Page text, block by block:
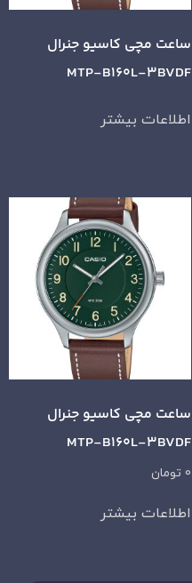
ساعت مچی کاسیو جنرال
MTP-B160L-3BVDF
اطلاعات بیشتر
ساعت مچی کاسیو جنرال
MTP-B160L-3BVDF
0 تومان
اطلاعات بیشتر